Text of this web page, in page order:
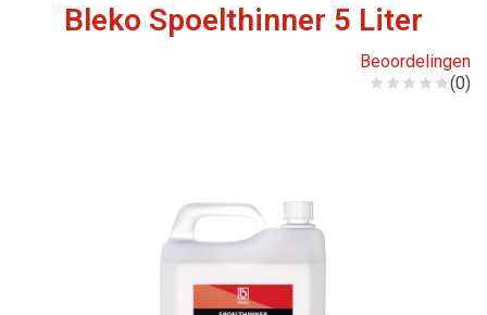
Bleko Spoelthinner 5 Liter
Beoordelingen
(0)